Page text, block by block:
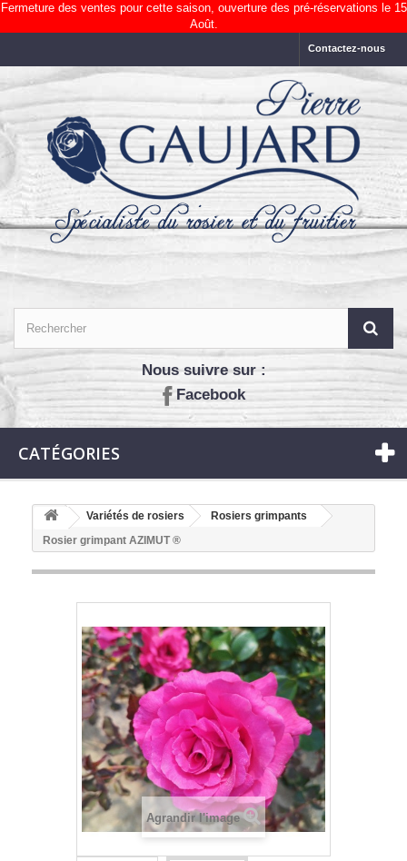
Fermeture des ventes pour cette saison, ouverture des pré-réservations le 15
Août.
Contactez-nous
Nous suivre sur :
Facebook
CATÉGORIES
Variétés de rosiers
Rosiers grimpants
Rosier grimpant AZIMUT ®
Agrandir l'image